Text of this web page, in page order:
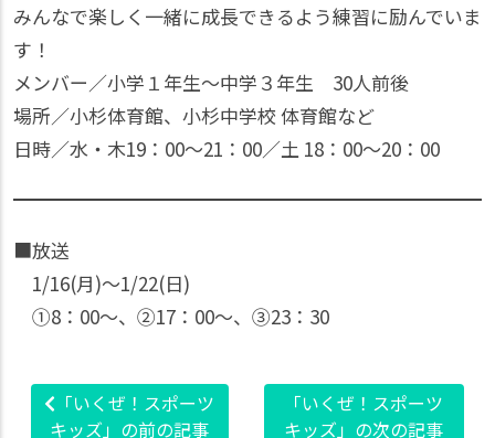
みんなで楽しく一緒に成長できるよう練習に励んでいま
す！
メンバー／小学１年生～中学３年生 30人前後
場所／小杉体育館、小杉中学校 体育館など
日時／水・木19：00〜21：00／土 18：00〜20：00
■放送
1/16(月)〜1/22(日)
①8：00〜、②17：00〜、③23：30
「いくぜ！スポーツ
キッズ」の前の記事
「いくぜ！スポーツ
キッズ」の次の記事